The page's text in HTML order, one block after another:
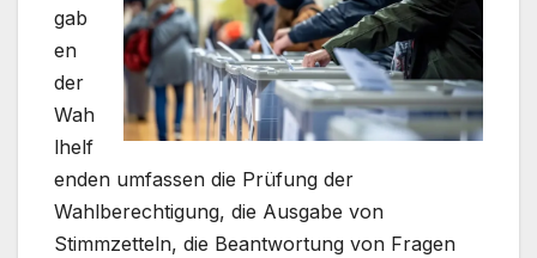
gab
en
der
Wah
lhelf
enden umfassen die Prüfung der
Wahlberechtigung, die Ausgabe von
Stimmzetteln, die Beantwortung von Fragen